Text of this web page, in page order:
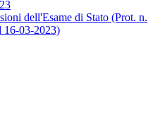
dell'Esame di Stato (Prot. n.
16-03-2023)